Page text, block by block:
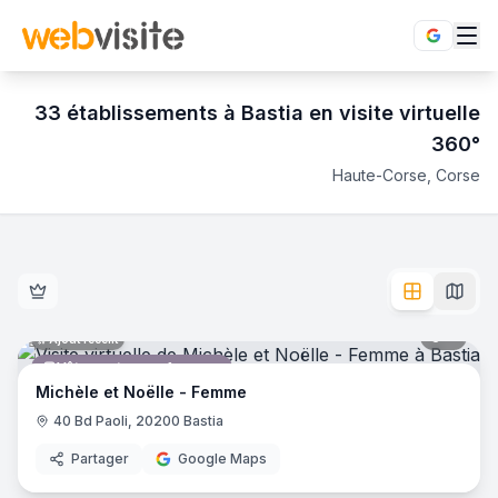
33 établissements à Bastia en visite virtuelle
360°
Haute-Corse Corse
Michèle et Noëlle - Femme
Hôtel Bonaparte Bastia- Bastia
Centre Mantinum Bastia- Bastia
Café Théodore - Bastia
Fany's Club
- Bastia
Vêtements pour femmes
Ajout récent
Michèle et Noëlle - Femme
40 Bd Paoli, 20200 Bastia
Partager Google Maps